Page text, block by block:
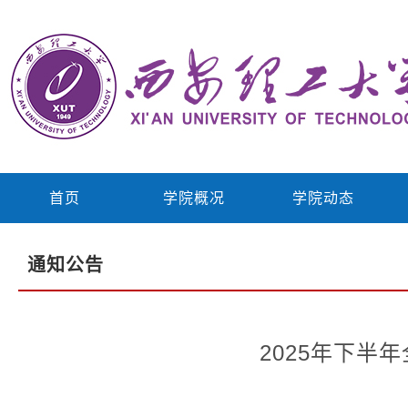
首页 学院概况 学院动态
通知公告
2025年下半